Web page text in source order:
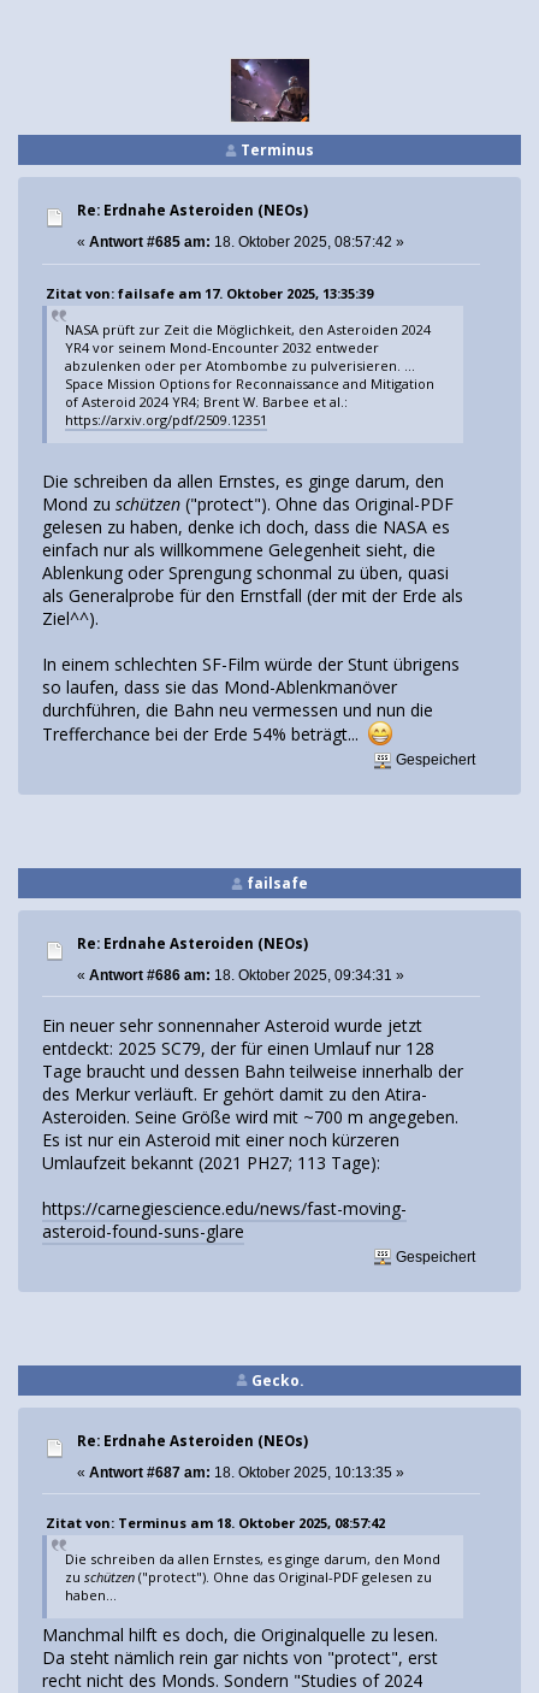
Terminus
Re: Erdnahe Asteroiden (NEOs)
« Antwort #685 am: 18. Oktober 2025, 08:57:42 »
Zitat von: failsafe am 17. Oktober 2025, 13:35:39
NASA prüft zur Zeit die Möglichkeit, den Asteroiden 2024
YR4 vor seinem Mond-Encounter 2032 entweder
abzulenken oder per Atombombe zu pulverisieren. ...
Space Mission Options for Reconnaissance and Mitigation
of Asteroid 2024 YR4; Brent W. Barbee et al.:
https://arxiv.org/pdf/2509.12351
Die schreiben da allen Ernstes, es ginge darum, den
Mond zu schützen ("protect"). Ohne das Original-PDF
gelesen zu haben, denke ich doch, dass die NASA es
einfach nur als willkommene Gelegenheit sieht, die
Ablenkung oder Sprengung schonmal zu üben, quasi
als Generalprobe für den Ernstfall (der mit der Erde als
Ziel^^).
In einem schlechten SF-Film würde der Stunt übrigens
so laufen, dass sie das Mond-Ablenkmanöver
durchführen, die Bahn neu vermessen und nun die
Trefferchance bei der Erde 54% beträgt...
Gespeichert
failsafe
Re: Erdnahe Asteroiden (NEOs)
« Antwort #686 am: 18. Oktober 2025, 09:34:31 »
Ein neuer sehr sonnennaher Asteroid wurde jetzt
entdeckt: 2025 SC79, der für einen Umlauf nur 128
Tage braucht und dessen Bahn teilweise innerhalb der
des Merkur verläuft. Er gehört damit zu den Atira-
Asteroiden. Seine Größe wird mit ~700 m angegeben.
Es ist nur ein Asteroid mit einer noch kürzeren
Umlaufzeit bekannt (2021 PH27; 113 Tage):
https://carnegiescience.edu/news/fast-moving-
asteroid-found-suns-glare
Gespeichert
Gecko.
Re: Erdnahe Asteroiden (NEOs)
« Antwort #687 am: 18. Oktober 2025, 10:13:35 »
Zitat von: Terminus am 18. Oktober 2025, 08:57:42
Die schreiben da allen Ernstes, es ginge darum, den Mond
zuschützen("protect"). Ohne das Original-PDF gelesen zu
haben...
Manchmal hilft es doch, die Originalquelle zu lesen.
Da steht nämlich rein gar nichts von "protect", erst
recht nicht des Monds. Sondern "Studies of 2024